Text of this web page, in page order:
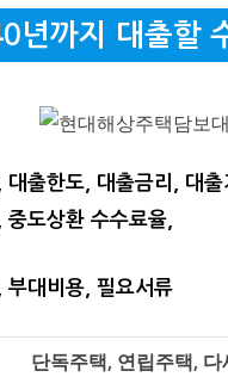
년까지 대출할
대출한도, 대출금리, 대출
중도상환 수수료율,
부대비용, 필요서류
단독주택, 연립주택, 다